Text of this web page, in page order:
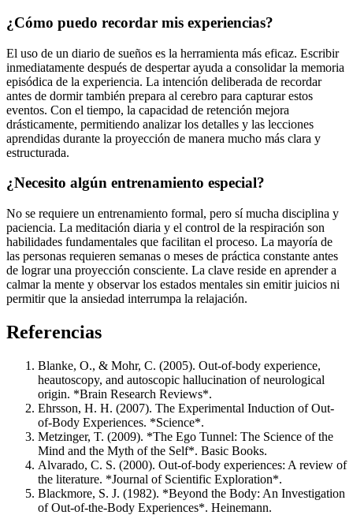
¿Cómo puedo recordar mis experiencias?
El uso de un diario de sueños es la herramienta más eficaz. Escribir
inmediatamente después de despertar ayuda a consolidar la memoria
episódica de la experiencia. La intención deliberada de recordar
antes de dormir también prepara al cerebro para capturar estos
eventos. Con el tiempo, la capacidad de retención mejora
drásticamente, permitiendo analizar los detalles y las lecciones
aprendidas durante la proyección de manera mucho más clara y
estructurada.
¿Necesito algún entrenamiento especial?
No se requiere un entrenamiento formal, pero sí mucha disciplina y
paciencia. La meditación diaria y el control de la respiración son
habilidades fundamentales que facilitan el proceso. La mayoría de
las personas requieren semanas o meses de práctica constante antes
de lograr una proyección consciente. La clave reside en aprender a
calmar la mente y observar los estados mentales sin emitir juicios ni
permitir que la ansiedad interrumpa la relajación.
Referencias
Blanke, O., & Mohr, C. (2005). Out-of-body experience,
heautoscopy, and autoscopic hallucination of neurological
origin. *Brain Research Reviews*.
Ehrsson, H. H. (2007). The Experimental Induction of Out-
of-Body Experiences. *Science*.
Metzinger, T. (2009). *The Ego Tunnel: The Science of the
Mind and the Myth of the Self*. Basic Books.
Alvarado, C. S. (2000). Out-of-body experiences: A review of
the literature. *Journal of Scientific Exploration*.
Blackmore, S. J. (1982). *Beyond the Body: An Investigation
of Out-of-the-Body Experiences*. Heinemann.